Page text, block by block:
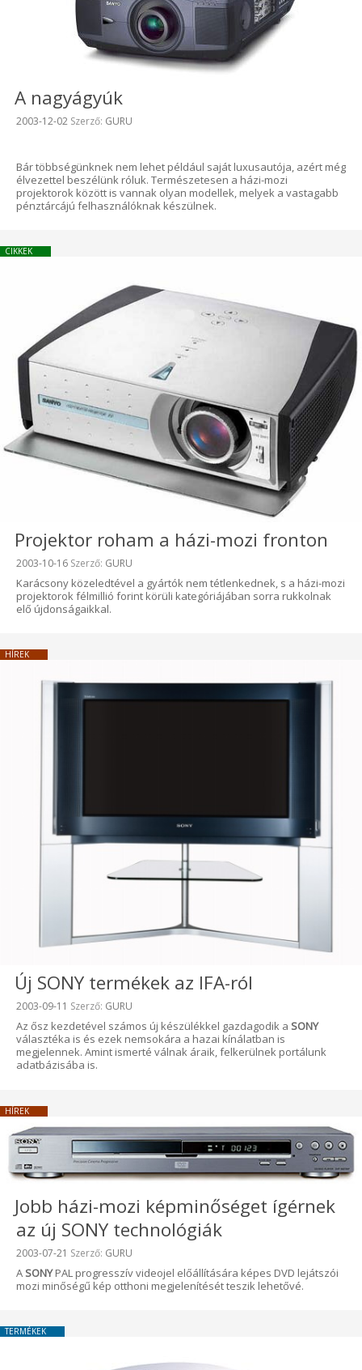
A nagyágyúk
Beküldve:
2003-12-02 Szerző: GURU
Bár többségünknek nem lehet például saját luxusautója, azért még
élvezettel beszélünk róluk. Természetesen a házi-mozi
projektorok között is vannak olyan modellek, melyek a vastagabb
pénztárcájú felhasználóknak készülnek.
CIKKEK
Projektor roham a házi-mozi fronton
Beküldve:
2003-10-16 Szerző: GURU
Karácsony közeledtével a gyártók nem tétlenkednek, s a házi-mozi
projektorok félmillió forint körüli kategóriájában sorra rukkolnak
elő újdonságaikkal.
HÍREK
Új SONY termékek az IFA-ról
Beküldve:
2003-09-11 Szerző: GURU
Az ősz kezdetével számos új készülékkel gazdagodik a SONY
választéka is és ezek nemsokára a hazai kínálatban is
megjelennek. Amint ismerté válnak áraik, felkerülnek portálunk
adatbázisába is.
HÍREK
Jobb házi-mozi képminőséget ígérnek
az új SONY technológiák
Beküldve:
2003-07-21 Szerző: GURU
A SONYPAL progresszív videojel előállítására képes DVD lejátszói
mozi minőségű kép otthoni megjelenítését teszik lehetővé.
TERMÉKEK